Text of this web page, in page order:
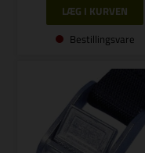
Bestillingsvare